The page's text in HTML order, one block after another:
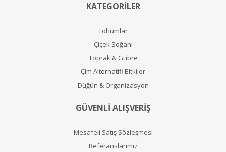
KATEGORİLER
Tohumlar
Çiçek Soğanı
Toprak & Gübre
Çim Alternatifi Bitkiler
Düğün & Organizasyon
GÜVENLİ ALIŞVERİŞ
Mesafeli Satış Sözleşmesi
Referanslarımız